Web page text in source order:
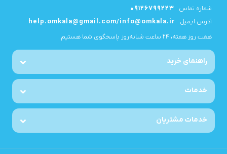
شماره تماس
09126799223
آدرس ایمیل
help.omkala@gmail.com/info@omkala.ir
هفت روز هفته، ۲۴ ساعت شبانه‌روز پاسخگوی شما هستیم.
راهنمای خرید
خدمات
خدمات مشتریان